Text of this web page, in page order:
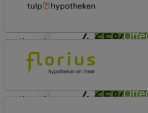
4,65%
Profijt drie + drie
lineair
4,65%
Tulp Hypotheken
Tulp Compleet
lineair